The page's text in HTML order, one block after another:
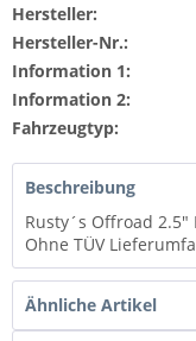
Hersteller:
Hersteller-Nr.:
Information 1:
Information 2:
Fahrzeugtyp:
Beschreibung
Rusty´s Offroad 2.5"
Ohne TÜV
Ähnliche Artikel